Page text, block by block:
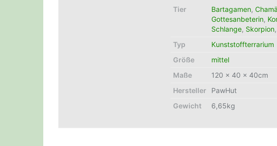
Tier Bartagamen,
Gottesanbeterin,
Schlange, Skorpion,
Typ
Kunststoffterrarium
Größe
mittel
Maße
120 x 40 x 40cm
Hersteller
PawHut
Gewicht
6,65kg